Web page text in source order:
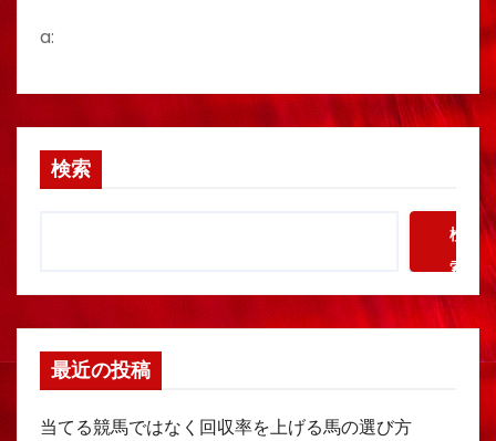
a:
検索
検
索
最近の投稿
当てる競馬ではなく回収率を上げる馬の選び方